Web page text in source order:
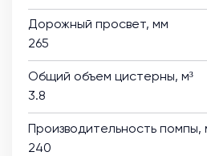
Дорожный просвет, мм
265
Общий объем цистерны, м³
3.8
Производительность помпы,
240